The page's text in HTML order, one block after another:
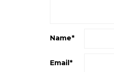
Name*
Email*